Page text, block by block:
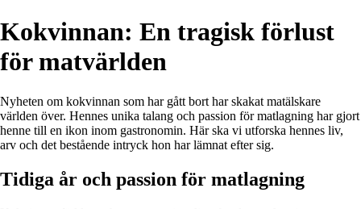
Kokvinnan: En tragisk förlust
för matvärlden
Nyheten om kokvinnan som har gått bort har skakat matälskare
världen över. Hennes unika talang och passion för matlagning har gjort
henne till en ikon inom gastronomin. Här ska vi utforska hennes liv,
arv och det bestående intryck hon har lämnat efter sig.
Tidiga år och passion för matlagning